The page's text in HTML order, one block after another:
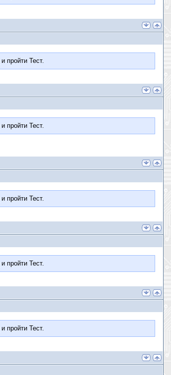
и пройти Тест.
и пройти Тест.
и пройти Тест.
и пройти Тест.
и пройти Тест.